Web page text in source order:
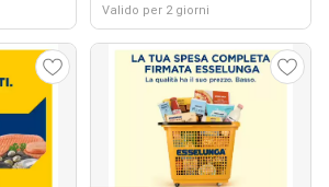
Valido per 2 giorni